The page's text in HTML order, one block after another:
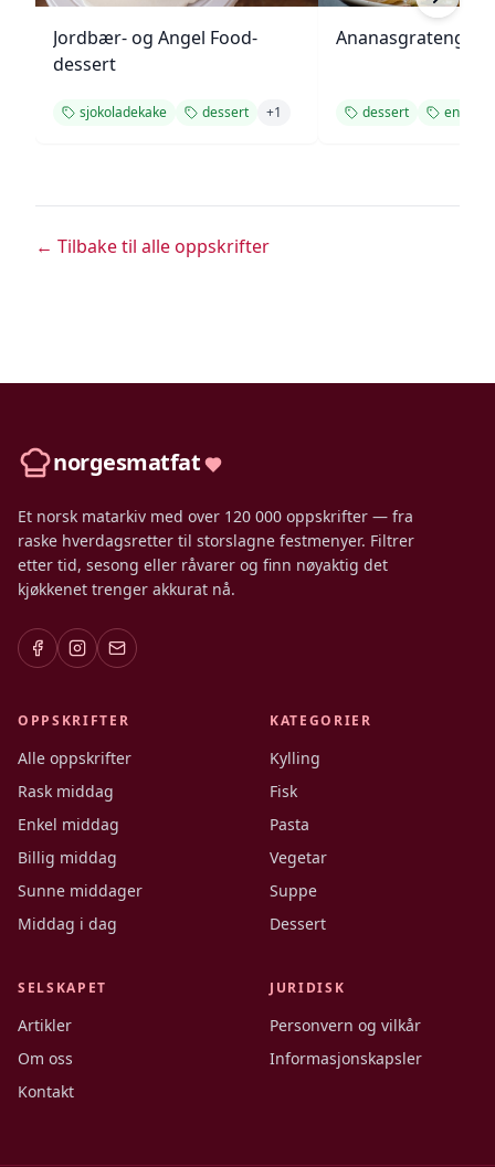
Jordbær- og Angel Food-
dessert
sjokoladekake dessert +1
Ananasgrateng
dessert enkel
← Tilbake til alle oppskrifter
norgesmatfat
Et norsk matarkiv med over 120 000 oppskrifter — fra
raske hverdagsretter til storslagne festmenyer. Filtrer
etter tid, sesong eller råvarer og finn nøyaktig det
kjøkkenet trenger akkurat nå.
OPPSKRIFTER
Alle oppskrifter
Rask middag
Enkel middag
Billig middag
Sunne middager
Middag i dag
KATEGORIER
Kylling
Fisk
Pasta
Vegetar
Suppe
Dessert
SELSKAPET
Artikler
Om oss
Kontakt
JURIDISK
Personvern og vilkår
Informasjonskapsler